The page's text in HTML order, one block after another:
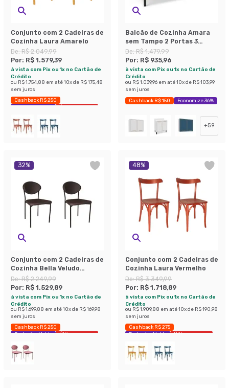
Conjunto com 2 Cadeiras de
Cozinha Laura Amarelo
De:R$ 2.049,99
Por: R$ 1.579,39
à vista com Pix ou 1x no Cartão de
Crédito
ou R$ 1.754,88 em até10x de R$ 175,48
sem juros
Cashback R$ 250
Exclusivo Mobly
Últimas peças
Balcão de Cozinha Amara
sem Tampo 2 Portas 3
Gavetas Creme e Branco
De:R$ 1.479,99
Por: R$ 935,96
à vista com Pix ou 1x no Cartão de
Crédito
ou R$ 1.039,96 em até10x de R$ 103,99
sem juros
Cashback R$ 150 Economize 36%
+59
32%
Conjunto com 2 Cadeiras de
Cozinha Bella Veludo
Grafite
De:R$ 2.249,99
Por: R$ 1.529,89
à vista com Pix ou 1x no Cartão de
Crédito
ou R$ 1.699,88 em até10x de R$ 169,98
sem juros
Cashback R$ 250
Exclusivo Mobly
Últimas peças
48%
Conjunto com 2 Cadeiras de
Cozinha Laura Vermelho
De:R$ 3.349,99
Por: R$ 1.718,89
à vista com Pix ou 1x no Cartão de
Crédito
ou R$ 1.909,88 em até10x de R$ 190,98
sem juros
Cashback R$ 275
Exclusivo Mobly
Últimas peças